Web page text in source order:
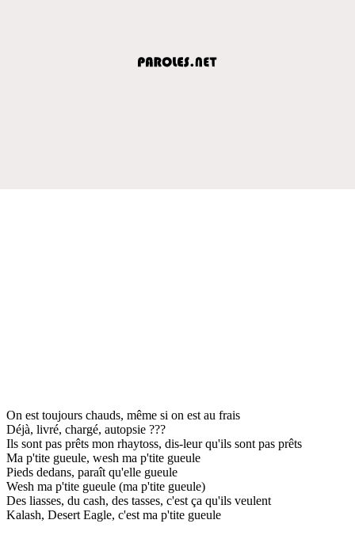
On est toujours chauds, même si on est au frais
Déjà, livré, chargé, autopsie ???
Ils sont pas prêts mon rhaytoss, dis-leur qu'ils sont pas prêts
Ma p'tite gueule, wesh ma p'tite gueule
Pieds dedans, paraît qu'elle gueule
Wesh ma p'tite gueule (ma p'tite gueule)
Des liasses, du cash, des tasses, c'est ça qu'ils veulent
Kalash, Desert Eagle, c'est ma p'tite gueule